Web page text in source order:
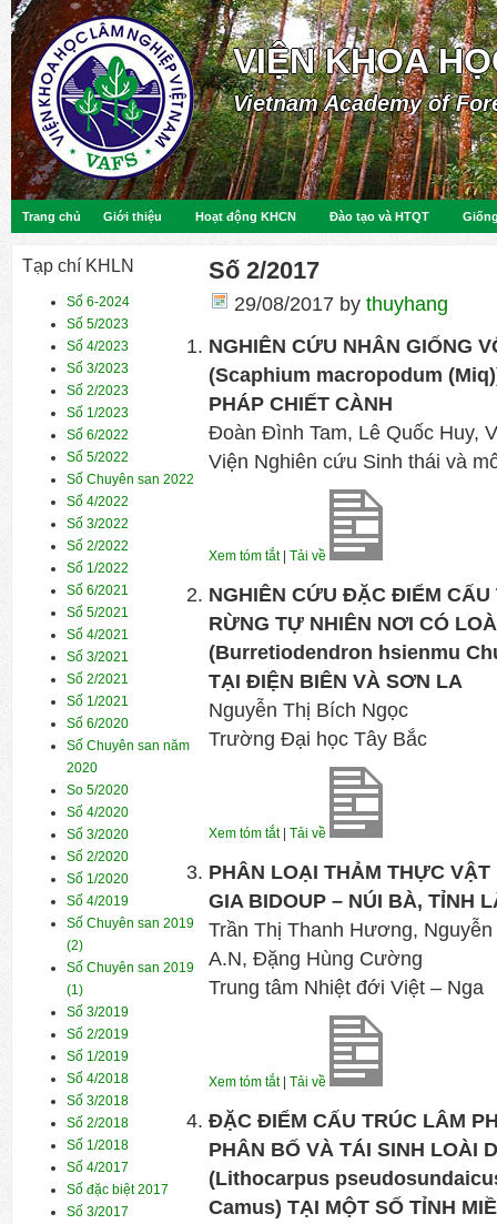
VIỆN KHOA
Vietnam Academy of
Trang chủ Giới thiệu Hoạt động KHCN Đào tạo và HTQT
Tạp chí KHLN
Số 6-2024
Số 5/2023
Số 4/2023
Số 3/2023
Số 2/2023
Số 1/2023
Số 6/2022
Số 5/2022
Số Chuyên san 2022
Số 4/2022
Số 3/2022
Số 2/2022
Số 1/2022
Số 6/2021
Số 5/2021
Số 4/2021
Số 3/2021
Số 2/2021
Số 1/2021
Số 6/2020
Số Chuyên san năm
2020
So 5/2020
Số 4/2020
Số 3/2020
Số 2/2020
Số 1/2020
Số 4/2019
Số Chuyên san 2019
(2)
Số Chuyên san 2019
(1)
Số 3/2019
Số 2/2019
Số 1/2019
Số 4/2018
Số 3/2018
Số 2/2018
Số 1/2018
Số 4/2017
Số đặc biệt 2017
Số 3/2017
Số 2/2017
29/08/2017 by thuyhang
NGHIÊN CỨU NHÂN GIỐNG
(Scaphium macropodum
PHÁP CHIẾT CÀNH
Đoàn Đình Tam, Lê Quốc Huy,
Viện Nghiên cứu Sinh thái và
Xem tóm tắt| Tải về
NGHIÊN CỨU ĐẶC ĐIỂM CẤU
RỪNG TỰ NHIÊN NƠI CÓ
(Burretiodendron hsienmu
TẠI ĐIỆN BIÊN VÀ SƠN LA
Nguyễn Thị Bích Ngọc
Trường Đại học Tây Bắc
Xem tóm tắt| Tải về
PHÂN LOẠI THẢM THỰC
GIA BIDOUP – NÚI BÀ, TỈNH
Trần Thị Thanh Hương,
A.N, Đặng Hùng Cường
Trung tâm Nhiệt đới Việt – Nga
Xem tóm tắt| Tải về
ĐẶC ĐIỂM CẤU TRÚC LÂM
PHÂN BỐ VÀ TÁI SINH LOÀI
(Lithocarpus
Camus) TẠI MỘT SỐ TỈNH